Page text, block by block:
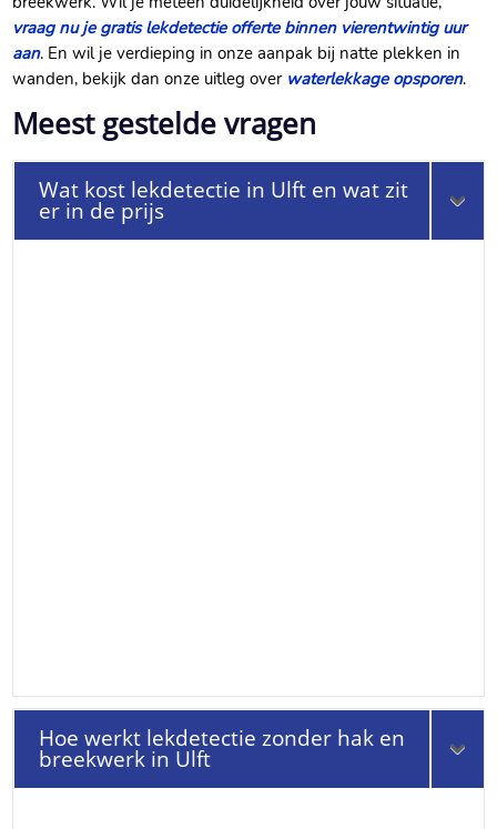
vraag nu je gratis lekdetectie offerte binnen vierentwintig uur
aan.​ En wil je verdieping in onze aanpak bij natte plekken in
wanden, bekijk dan onze uitleg over waterlekkage opsporen.​
Meest gestelde vragen
Wat kost lekdetectie in Ulft en wat zit
er in de prijs
Hoe werkt lekdetectie zonder hak en
breekwerk in Ulft